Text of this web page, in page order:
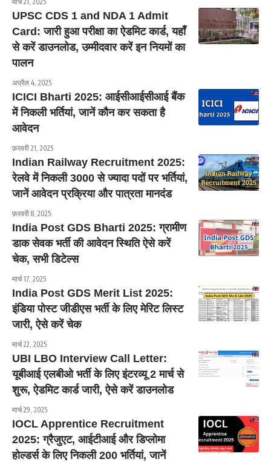
UPSC CDS 1 and NDA 1 Admit
Card: जारी हुआ परीक्षा का ऐडमिट कार्ड, यहाँ
से करें डाउनलोड, उम्मीदवार करें इन नियमों का
पालन
अप्रैल 4, 2025
ICICI Bharti 2025: आईसीआईसीआई बैंक
में निकली भर्तियां, जानें कौन कर सकता है
आवेदन
फ़रवरी 21, 2025
Indian Railway Recruitment 2025:
रेलवे में निकली 3000 से ज्यादा पदों पर भर्तियां,
जानें आवेदन प्रक्रिया और पात्रता मानदंड
फ़रवरी 8, 2025
India Post GDS Bharti 2025: ग्रामीण
डाक सेवक भर्ती की आवेदन स्थिति ऐसे करें
चेक, सभी डिटेल्स
मार्च 17, 2025
India Post GDS Merit List 2025:
इंडिया पोस्ट जीडीएस भर्ती के लिए मेरिट लिस्ट
जारी, ऐसे करें चेक
मार्च 22, 2025
UBI LBO Interview Call Letter:
यूबीआई एलबीओ भर्ती के लिए इंटरव्यू 2 मार्च से
शुरू, ऐडमिट कार्ड जारी, ऐसे करें डाउनलोड
मार्च 29, 2025
IOCL Apprentice Recruitment
2025: ग्रैजुएट, आईटीआई और डिप्लोमा
होल्डर्स के लिए निकली 200 भर्तियां, जानें